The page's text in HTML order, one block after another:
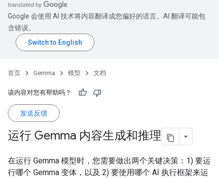
Google 会使用 AI 技术将内容翻译成您偏好的语言。AI 翻译可能包
含错误。
首页 Gemma 模型 文档
该内容对您有帮助吗？
发送反馈
运行 Gemma 内容生成和推理
在运行 Gemma 模型时，您需要做出两个关键决策：1) 要运
行哪个 Gemma 变体，以及 2) 要使用哪个 AI 执行框架来运